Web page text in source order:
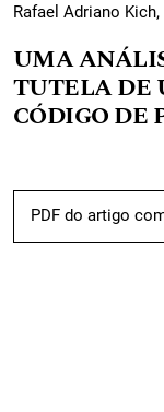
Rafael Adriano
UMA
TUTELA DE
CÓDIGO DE
PDF do artigo